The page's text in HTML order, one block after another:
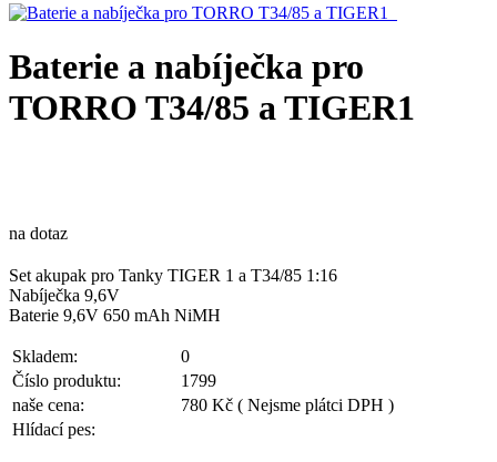
Baterie a nabíječka pro
TORRO T34/85 a TIGER1
na dotaz
Set akupak pro Tanky TIGER 1 a T34/85 1:16
Nabíječka 9,6V
Baterie 9,6V 650 mAh NiMH
Skladem:
0
Číslo produktu:
1799
naše cena:
780 Kč ( Nejsme plátci DPH )
Hlídací pes: